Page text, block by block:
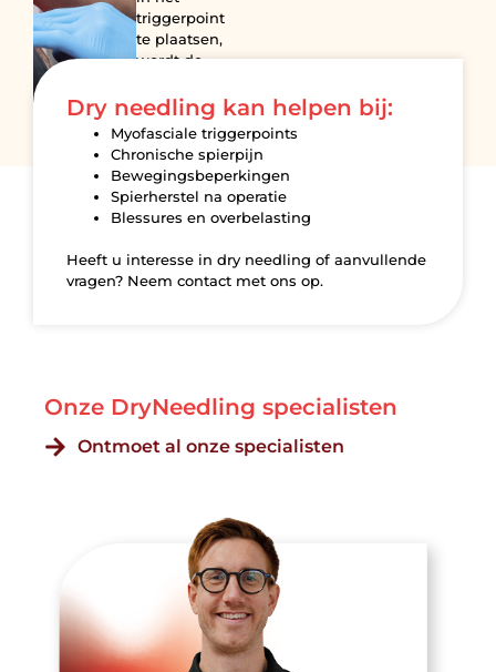
triggerpoint
te plaatsen,
wordt de
ontspannen.
afspraak
maken
Dry needling kan helpen bij:
Myofasciale triggerpoints
Chronische spierpijn
Bewegingsbeperkingen
Spierherstel na operatie
Blessures en overbelasting
Heeft u interesse in dry needling of aanvullende
vragen? Neem contact met ons op.
Onze DryNeedling specialisten
Ontmoet al onze specialisten